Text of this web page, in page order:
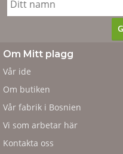
Om Mitt plagg
Vår ide
Om butiken
Vår fabrik i Bosnien
Vi som arbetar här
Kontakta oss